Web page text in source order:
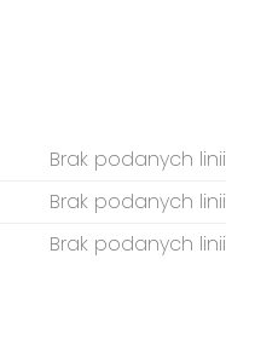
Brak podanych linii
Brak podanych linii
Brak podanych linii